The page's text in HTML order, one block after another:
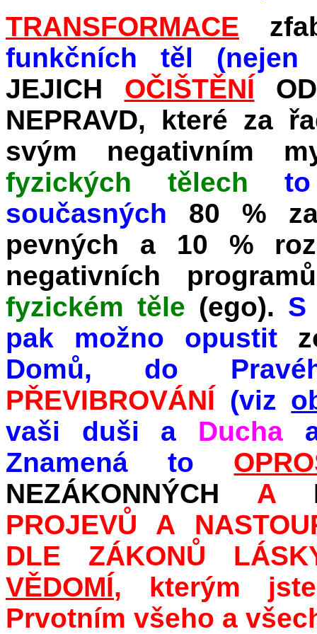
TRANSFORMACE
funkčních těl
JEJICH OČIŠTĚNÍ
NEPRAVD, které za
svým negativním
fyzických tělech to
současných 80 %
pevných a 10 %
negativních programů
fyzickém těle (ego).
pak možno opustit
Domů, do
PŘEVIBROVÁNÍ (viz
vaši duši a Ducha
Znamená to
NEZÁKONNÝCH A
PROJEVŮ A
DLE ZÁKONŮ
VĚDOMÍ, kterým
Prvotním všeho a